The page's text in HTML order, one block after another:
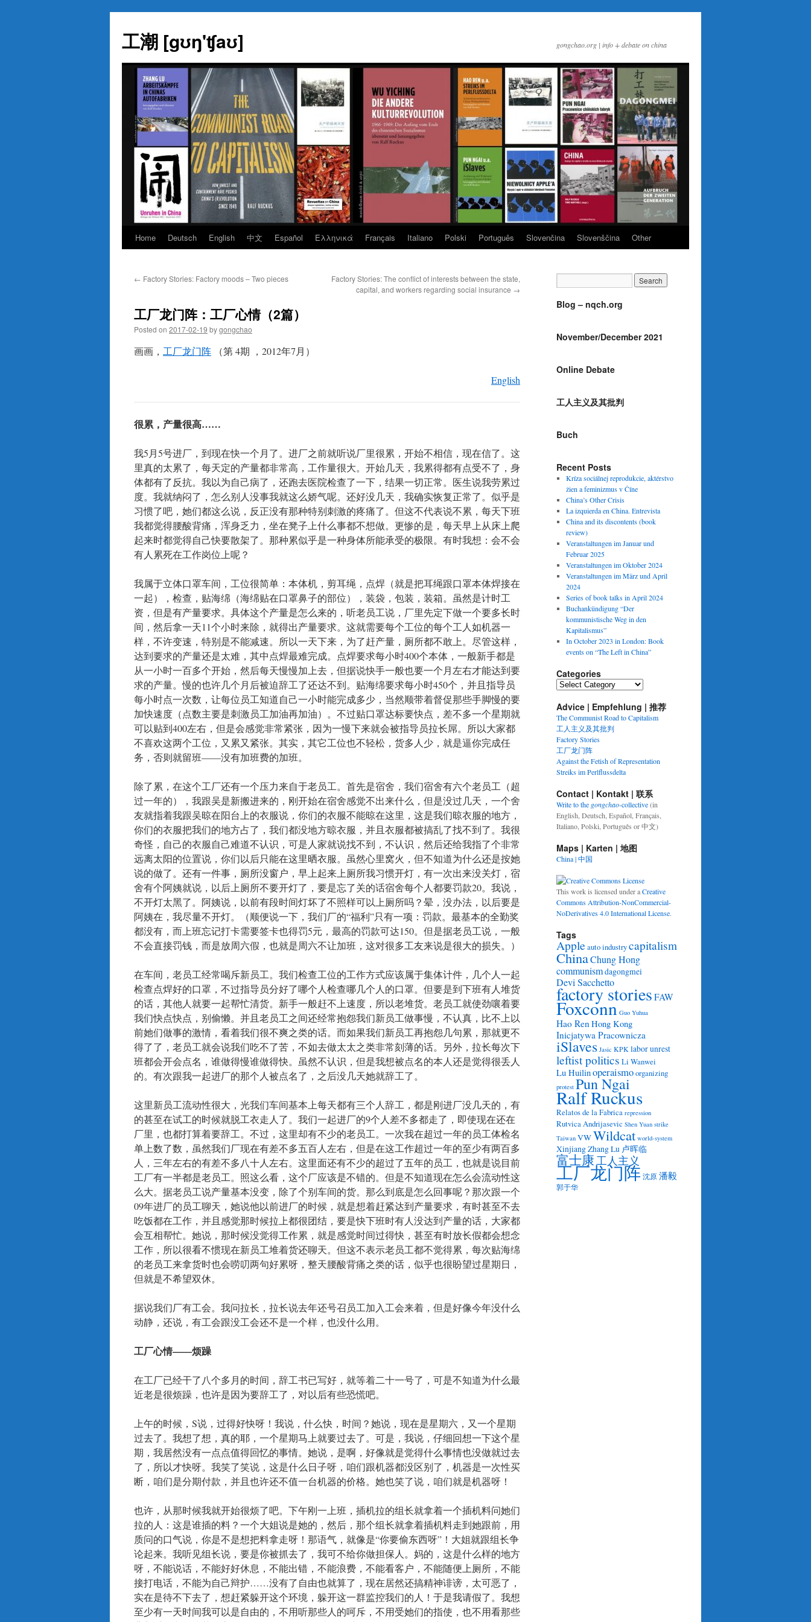
content
工潮 [gʊŋ'ʧaʊ] gongchao.org | info + debate on china
Home Deutsch English 中文 Español Eλληνικά Français Italiano Polski Português Slovenčina Slovenščina Other
← Factory Stories: Factory moods – Two pieces
Factory Stories: The conflict of interests between the state,
capital, and workers regarding social insurance →
工厂龙门阵：工厂心情（2篇）
Posted on 2017-02-19 bygongchao
画画， 工厂龙门阵 （第 4期 ，2012年7月）
English
很累，产量很高……
我5月5号进厂，到现在快一个月了。进厂之前就听说厂里很累，开始不相信，现在信了。这
里真的太累了，每天定的产量都非常高，工作量很大。开始几天，我累得都有点受不了，身
体都有了反抗。我以为自己病了，还跑去医院检查了一下，结果一切正常。医生说我劳累过
度。我就纳闷了，怎么别人没事我就这么娇气呢。还好没几天，我确实恢复正常了。似乎是
习惯了吧，她们都这么说，反正没有那种特别刺激的疼痛了。但这不代表说不累，每天下班
我都觉得腰酸背痛，浑身乏力，坐在凳子上什么事都不想做。更惨的是，每天早上从床上爬
起来时都觉得自己快要散架了。那种累似乎是一种身体所能承受的极限。有时我想：会不会
有人累死在工作岗位上呢？
我属于立体口罩车间，工位很简单：本体机，剪耳绳，点焊（就是把耳绳跟口罩本体焊接在
一起），检查，贴海绵（海绵贴在口罩鼻子的部位），装袋，包装，装箱。虽然是计时工
资，但是有产量要求。具体这个产量是怎么来的，听老员工说，厂里先定下做一个要多长时
间，然后拿一天11个小时来除，就得出产量要求。这就需要每个工位的每个工人如机器一
样，不许变速，特别是不能减速。所以一天下来，为了赶产量，厕所都不敢上。尽管这样，
达到要求的产量还是太难，其中点焊最难完成。点焊要求每小时400个本体，一般新手都是
从一小时一百多个开始，然后每天慢慢加上去，但据说快手一般也要一个月左右才能达到要
求的产量。慢的也许几个月后被迫辞工了还达不到。贴海绵要求每小时450个，并且指导员
每小时点一次数，让每位员工知道自己一小时能完成多少，当然顺带着督促那些手脚慢的要
加快速度（点数主要是刺激员工加油再加油）。不过贴口罩达标要快点，差不多一个星期就
可以贴到400左右，但是会感觉非常紧张，因为一慢下来就会被指导员拉长屌。所以大家都
不喜欢这两个工位，又累又紧张。其实，其它工位也不轻松，货多人少，就是逼你完成任
务，否则就留班——没有加班费的加班。
除了累，在这个工厂还有一个压力来自于老员工。首先是宿舍，我们宿舍有六个老员工（超
过一年的），我跟吴是新搬进来的，刚开始在宿舍感觉不出来什么，但是没过几天，一个舍
友就指着我跟吴晾在阳台上的衣服说，你们的衣服不能晾在这里，这是我们晾衣服的地方，
你们的衣服把我们的地方占了，我们都没地方晾衣服，并且衣服都被搞乱了找不到了。我很
奇怪，自己的衣服自己难道不认识，可是人家就说找不到，不认识，然后还给我指了个非常
远离太阳的位置说，你们以后只能在这里晒衣服。虽然心里窝火，但不知道为什么还是按她
说的做了。还有一件事，厕所没窗户，早上起来上厕所我习惯开灯，有一次出来没关灯，宿
舍有个阿姨就说，以后上厕所不要开灯了，要是忘了关的话宿舍每个人都要罚款20。我说，
不开灯太黑了。阿姨说，以前有段时间灯坏了不照样可以上厕所吗？晕，没办法，以后要是
阿姨在，我尽量不开灯。（顺便说一下，我们厂的“福利”只有一项：罚款。最基本的全勤奖
都没有，而上班忘记打卡需要签卡也得罚5元，最高的罚款可达150。但是据老员工说，一般
不会直接罚钱，而是放周六假，也就是周六不让加班，这对很多工友来说是很大的损失。）
在车间，老员工经常喝斥新员工。我们检查工位的工作方式应该属于集体计件，几个人一起
检查点焊好的口罩，不过指导员分好了哪个人检查哪几个人的口罩。但要是到下班有人堆货
的话，其他人就要一起帮忙清货。新手一般赶不上速度，所以老堆货。老员工就使劲嚷着要
我们快点快点，别偷懒。并且老员工之间还经常抱怨我们新员工做事慢，不认真，比不上以
前她们做事的激情，看着我们很不爽之类的话。而如果我们新员工再抱怨几句累，那就更不
得了了，老员工就会说我们吃不了苦，不如去做太太之类非常刻薄的话。另外，拉长每次下
班都会开会点名，谁做得慢谁做得快。虽然不认识，但是我想被点名的本人还是觉得很丢人
的。有次跟我一起进厂的那个人被点名了，之后没几天她就辞工了。
这里新员工流动性很大，光我们车间基本上每天都有三个人辞工，都是刚进厂没几天的，有
的甚至在试工的时候就脱工衣走人了。我们一起进厂的9个人差不多都走了，即使现在还在
厂里，也都打算着要辞工。不过，这里却有不少的老员工。一次我在超过一年的员工体检名
单上数了数，虽然我们厂现在有差不多五百人左右，但是在这工作超过一年的至少有两百多
人，三年左右的有差不多八十人左右。这里面还有不少的超过了五年的员工，也就是说目前
工厂有一半都是老员工。照这么看，这个厂应该是不错的。但是不知道现在怎么会流动性这
么大。据老员工说产量基本没变，除了个别车间的货。那么到底是怎么回事呢？那次跟一个
09年进厂的员工聊天，她说他以前进厂的时候，就是想着赶紧达到产量要求，有时甚至不去
吃饭都在工作，并且感觉那时候拉上都很团结，要是快下班时有人没达到产量的话，大家都
会互相帮忙。她说，那时候没觉得工作累，就是感觉时间过得快，甚至有时放长假都会想念
工作，所以很看不惯现在新员工堆着货还聊天。但这不表示老员工都不觉得累，每次贴海绵
的老员工来拿货时也会唠叨两句好累呀，整天腰酸背痛之类的话，似乎也很盼望过星期日，
但就是不希望双休。
据说我们厂有工会。我问拉长，拉长说去年还号召员工加入工会来着，但是好像今年没什么
动静，还说，有工会跟没工会还不是一个样，也没什么用。
工厂心情——烦躁
在工厂已经干了八个多月的时间，辞工书已写好，就等着二十一号了，可是不知道为什么最
近老是很烦躁，也许是因为要辞工了，对以后有些恐慌吧。
上午的时候，S说，过得好快呀！我说，什么快，时间？她说，现在是星期六，又一个星期
过去了。我想了想，真的耶，一个星期马上就要过去了。可是，我说，仔细回想一下这个星
期，我居然没有一点点值得回忆的事情。她说，是啊，好像就是觉得什么事情也没做就过去
了，所以才快呀。我笑了笑说，这是什么日子呀，咱们跟机器都没区别了，机器是一次性买
断，咱们是分期付款，并且也许还不值一台机器的价格。她也笑了说，咱们就是机器呀！
也许，从那时候我就开始很烦了吧。下午刚一上班，插机拉的组长就拿着一个插机料问她们
拉的人：这是谁插的料？一个大姐说是她的，然后，那个组长就拿着插机料走到她跟前，用
质问的口气说，你是不是想把料拿走呀！那语气，就像是“你要偷东西呀”！大姐就跟组长争
论起来。我听见组长说，要是你被抓去了，我可不给你做担保人。妈的，这是什么样的地方
呀，不能说话，不能好好休息，不能出错，不能浪费，不能看客户，不能随便上厕所，不能
接打电话，不能为自己辩护……没有了自由也就算了，现在居然还搞精神诽谤，太可恶了，
实在是待不下去了，想赶紧躲开这个环境，躲开这一群监控我们的人！于是我请假了。我想
至少有一天时间我可以是自由的，不用听那些人的呵斥，不用受她们的指使，也不用看那些
Blog – nqch.org
November/December 2021
Online Debate
工人主义及其批判
Buch
Recent Posts
Kríza sociálnej reprodukcie, aktérstvo
žien a feminizmus v Číne
China’s Other Crisis
La izquierda en China. Entrevista
China and its discontents (book
review)
Veranstaltungen im Januar und
Februar 2025
Veranstaltungen im Oktober 2024
Veranstaltungen im März und April
2024
Series of book talks in April 2024
Buchankündigung “Der
kommunistische Weg in den
Kapitalismus”
In October 2023 in London: Book
events on “The Left in China”
Categories
Categories
Advice | Empfehlung | 推荐
The Communist Road to Capitalism
工人主义及其批判
Factory Stories
工厂龙门阵
Against the Fetish of Representation
Streiks im Perlflussdelta
Contact | Kontakt | 联系
Write to the gongchao-collective(in
English, Deutsch, Español, Français,
Italiano, Polski, Português or 中文)
Maps | Karten | 地图
China | 中国
This work is licensed under aCreative
Commons Attribution-NonCommercial-
NoDerivatives 4.0 International License.
Tags
Apple auto industrycapitalism
ChinaChung Hong
communismdagongmei
Devi Sacchetto
factory stories FAW
Foxconn Guo Yuhua
Hao RenHong Kong
Inicjatywa Pracownicza
iSlaves Jasic KPK labor unrest
leftist politics Li Wanwei
Lu Huilinoperaismoorganizing
protest Pun Ngai
Ralf Ruckus
Relatos de la Fabrica repression
Rutvica Andrijasevic Shen Yuan strike
Taiwan VWWildcat world-system
XinjiangZhang Lu 卢晖临
富士康工人主义
工厂龙门阵 沈原潘毅
郭于华